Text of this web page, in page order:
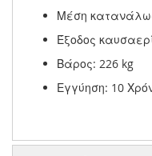
Μέση
Έξοδος
Βάρος: 226 kg
Εγγύηση: 10